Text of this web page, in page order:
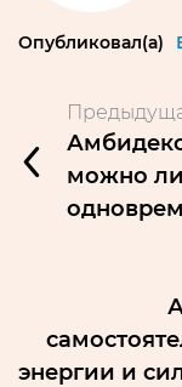
Опубликовал(а)
можно
энергии и